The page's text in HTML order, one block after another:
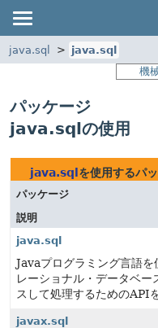
java.sql
java.sql
機
パッケージ
java.sqlの使用
java.sql を使用するパ
パッケージ
説明
java.sql
Javaプログラミング言語
レーショナル・データベ
スして処理するためのAPI
javax.sql